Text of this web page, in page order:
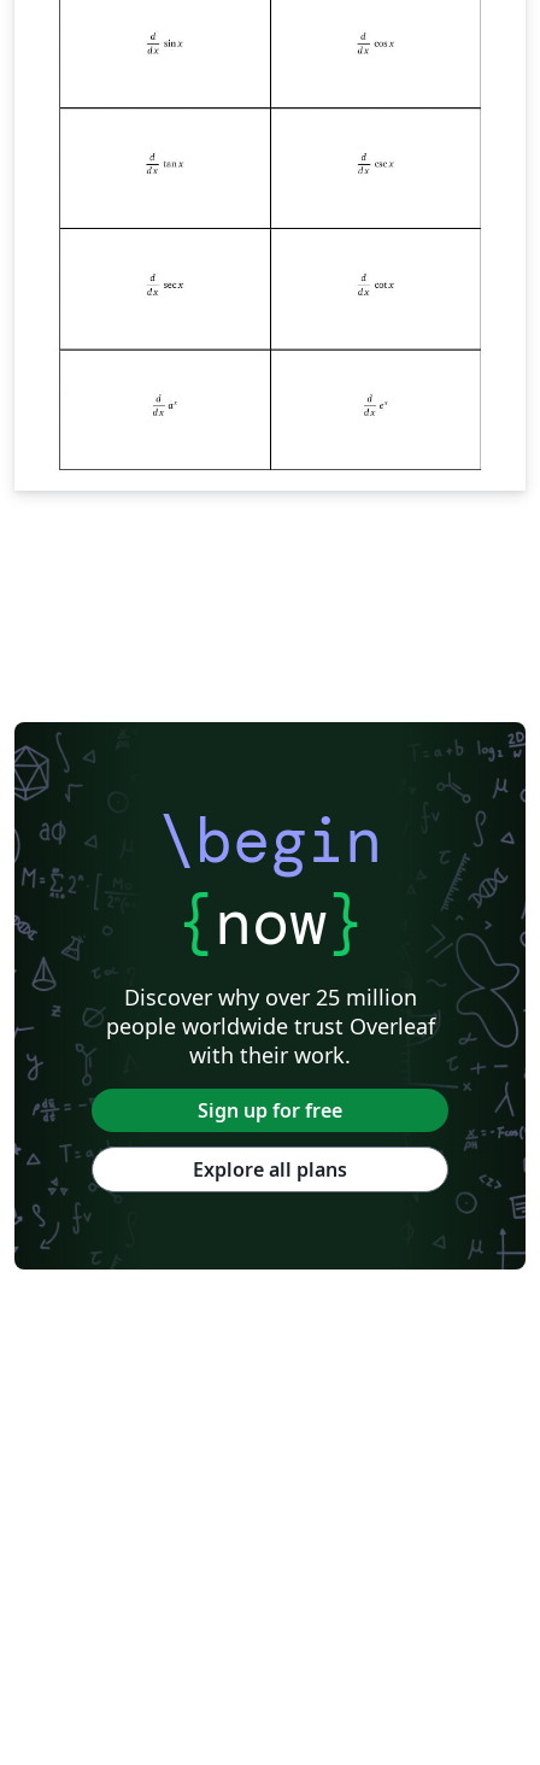
\begin
{now}
Discover why over 25 million
people worldwide trust Overleaf
with their work.
Sign up for free
Explore all plans